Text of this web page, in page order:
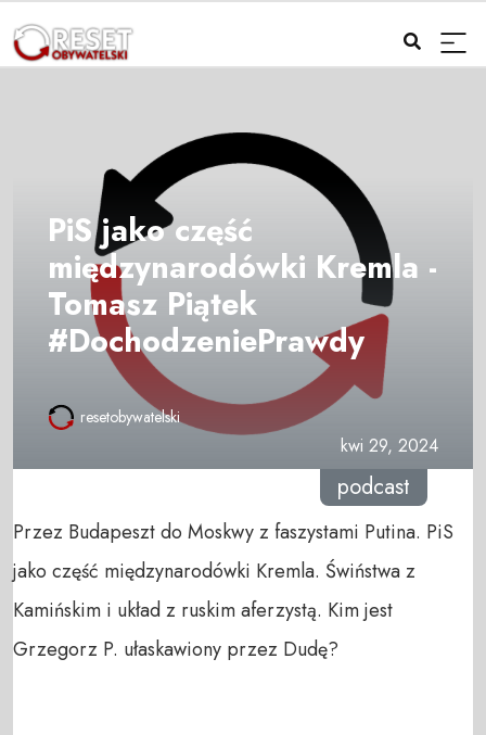
PiS jako część
międzynarodówki Kremla -
Tomasz Piątek
#DochodzeniePrawdy
resetobywatelski
kwi 29, 2024
podcast
Przez Budapeszt do Moskwy z faszystami Putina. PiS
jako część międzynarodówki Kremla. Świństwa z
Kamińskim i układ z ruskim aferzystą. Kim jest
Grzegorz P. ułaskawiony przez Dudę?